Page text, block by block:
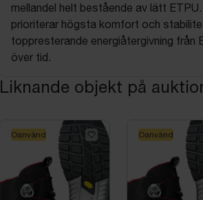
mellandel helt bestående av lätt
prioriterar högsta komfort och
toppresterande energiåtergivning från
över tid.
Liknande objekt på
Oanvänd Oanvänd